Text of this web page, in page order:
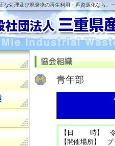
な処理及び廃棄物の再生利用・再資源化なら、
青年部
【日 時】 令
【開催場所】 プ